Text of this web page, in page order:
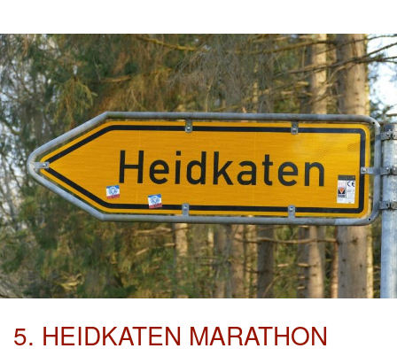
5. HEIDKATEN MARATHON